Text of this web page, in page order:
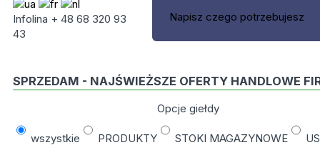
Infolina + 48 68 320 93
43
Napisz czego potrzebujesz
SPRZEDAM - NAJŚWIEŻSZE OFERTY HANDLOWE
Opcje giełdy
wszystkie PRODUKTY STOKI MAGAZYNOWE